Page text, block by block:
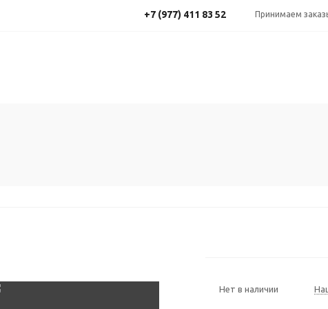
Принимаем
+7 (977) 411 83 52
Нет в наличии